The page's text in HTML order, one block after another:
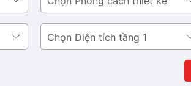
cách
thiết
kế
Diện
tích